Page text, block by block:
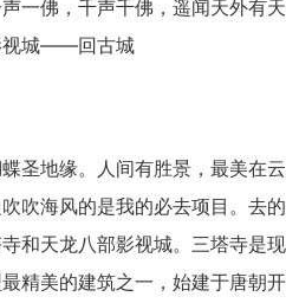
一佛，千声千佛，遥闻天外有
城——回古城
圣地缘。人间有胜景，最美在云
吹海风的是我的必去项目。去
寺和天龙八部影视城。三塔寺是
精美的建筑之一，始建于唐朝